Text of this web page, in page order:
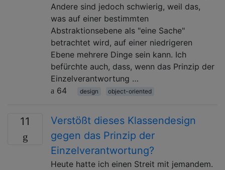
Andere sind jedoch schwierig, weil das,
was auf einer bestimmten
Abstraktionsebene als "eine Sache"
betrachtet wird, auf einer niedrigeren
Ebene mehrere Dinge sein kann. Ich
befürchte auch, dass, wenn das Prinzip der
Einzelverantwortung …
64
design object-oriented
11
Verstößt dieses Klassendesign
gegen das Prinzip der
Einzelverantwortung?
Heute hatte ich einen Streit mit jemandem.